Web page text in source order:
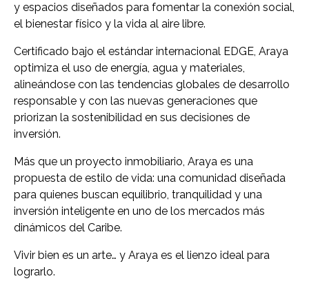
y espacios diseñados para fomentar la conexión social,
el bienestar físico y la vida al aire libre.
Certificado bajo el estándar internacional EDGE, Araya
optimiza el uso de energía, agua y materiales,
alineándose con las tendencias globales de desarrollo
responsable y con las nuevas generaciones que
priorizan la sostenibilidad en sus decisiones de
inversión.
Más que un proyecto inmobiliario, Araya es una
propuesta de estilo de vida: una comunidad diseñada
para quienes buscan equilibrio, tranquilidad y una
inversión inteligente en uno de los mercados más
dinámicos del Caribe.
Vivir bien es un arte… y Araya es el lienzo ideal para
lograrlo.